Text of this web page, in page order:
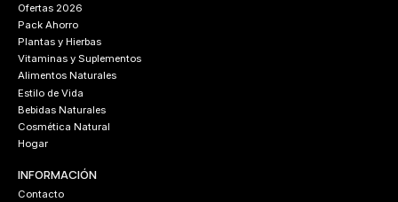
Ofertas 2026
Pack Ahorro
Plantas y Hierbas
Vitaminas y Suplementos
Alimentos Naturales
Estilo de Vida
Bebidas Naturales
Cosmética Natural
Hogar
INFORMACIÓN
Contacto